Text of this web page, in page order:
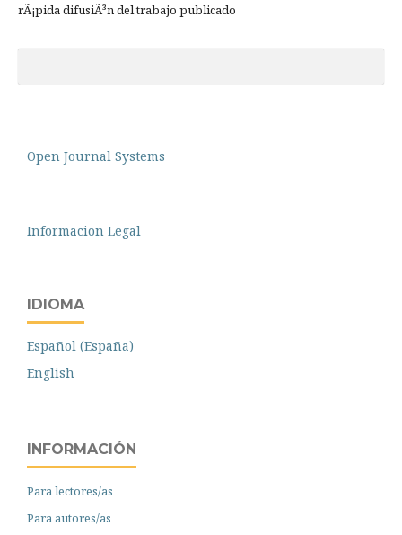
rÃ¡pida difusiÃ³n del trabajo publicado
Open Journal Systems
Informacion Legal
IDIOMA
Español (España)
English
INFORMACIÓN
Para lectores/as
Para autores/as